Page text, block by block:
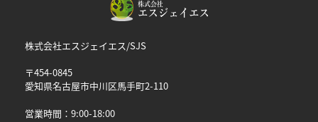
株式会社エスジェイエス/SJS
〒454-0845
愛知県名古屋市中川区馬手町2-110
営業時間：9:00-18:00